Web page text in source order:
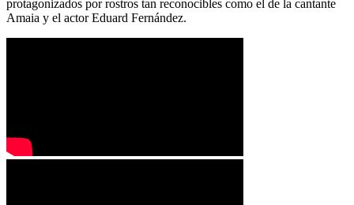
protagonizados por rostros tan reconocibles como el de la cantante
Amaia y el actor Eduard Fernández.